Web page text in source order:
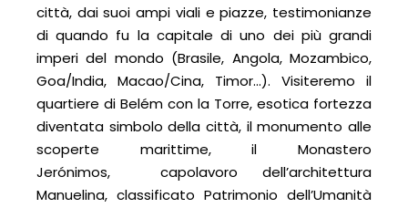
città, dai suoi ampi viali e piazze, testimonianze
di quando fu la capitale di uno dei più grandi
imperi del mondo (Brasile, Angola, Mozambico,
Goa/India, Macao/Cina, Timor...). Visiteremo il
quartiere di Belém con la Torre, esotica fortezza
diventata simbolo della città, il monumento alle
scoperte marittime, il Monastero
Jerónimos, capolavoro dell’architettura
Manuelina, classificato Patrimonio dell’Umanità